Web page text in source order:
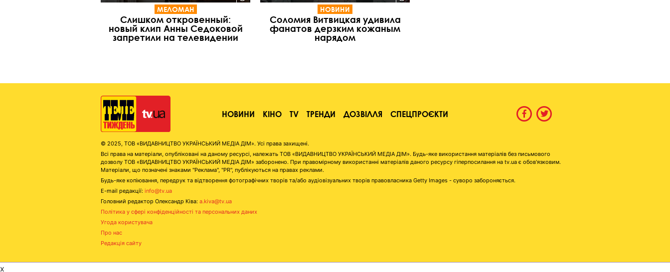
МЕЛОМАН
Слишком откровенный:
новый клип Анны Седоковой
запретили на телевидении
НОВИНИ
Соломия Витвицкая удивила
фанатов дерзким кожаным
нарядом
НОВИНИ КІНО TV ТРЕНДИ ДОЗВІЛЛЯ СПЕЦПРОЄКТИ
© 2025, ТОВ «ВИДАВНИЦТВО УКРАЇНСЬКИЙ МЕДІА ДІМ». Усі права захищені.
Всі права на матеріали, опубліковані на даному ресурсі, належать ТОВ «ВИДАВНИЦТВО УКРАЇНСЬКИЙ МЕДІА ДІМ». Будь-яке використання матеріалів без письмового
дозволу ТОВ «ВИДАВНИЦТВО УКРАЇНСЬКИЙ МЕДІА ДІМ» заборонено. При правомірному використанні матеріалів даного ресурсу гіперпосилання на tv.ua є обов'язковим.
Матеріали, що позначені знаками "Реклама", "PR", публікуються на правах реклами.
Будь-яке копіювання, передрук та відтворення фотографічних творів та/або аудіовізуальних творів правовласника Getty Images - суворо забороняється.
E-mail редакції: info@tv.ua
Головний редактор Олександр Ківа: a.kiva@tv.ua
Політика у сфері конфіденційності та персональних даних
Угода користувача
Про нас
Редакція сайту
x